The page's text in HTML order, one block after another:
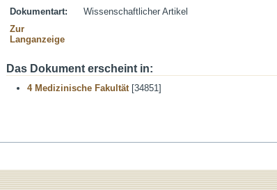
Dokumentart:
Wissenschaftlicher Artikel
Zur
Langanzeige
Das Dokument erscheint in:
4 Medizinische Fakultät[34851]